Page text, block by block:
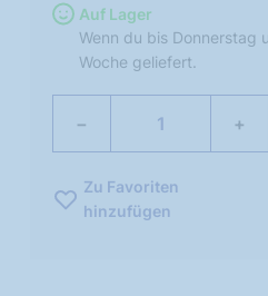
Auf Lager
Wenn du bis Donnerstag
Woche geliefert.
− +
Zu Favoriten
hinzufügen